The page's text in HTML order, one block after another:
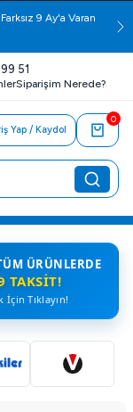
9 Ay'a Varan
51
Siparişim Nerede?
Yap / Kaydol
0
ÜRÜNLERDE
TAKSIT!
İçin Tıklayın!